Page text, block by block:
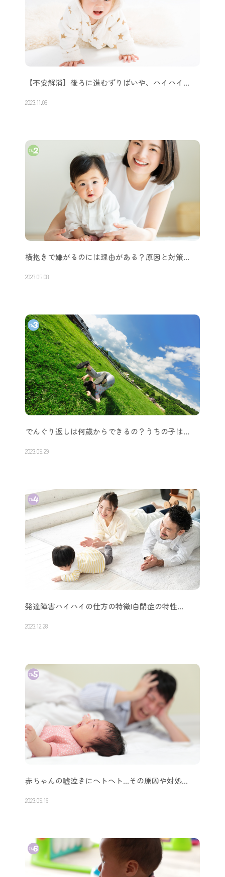
【不安解消】後ろに進むずりばいや、ハイハイ…
2023.11.06
横抱きで嫌がるのには理由がある？原因と対策…
2023.05.08
でんぐり返しは何歳からできるの？うちの子は…
2023.05.29
発達障害ハイハイの仕方の特徴|自閉症の特性…
2023.12.28
赤ちゃんの嘘泣きにヘトヘト…その原因や対処…
2023.05.16